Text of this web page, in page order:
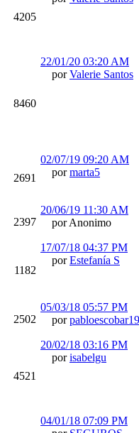
4205
8460
22/01/20 03:20 AM
porValerie Santos
2691
02/07/19 09:20 AM
pormarta5
2397
20/06/19 11:30 AM
por Anonimo
1182
17/07/18 04:37 PM
porEstefanía S
2502
05/03/18 05:57 PM
por
4521
20/02/18 03:16 PM
porisabelgu
04/01/18 07:09 PM